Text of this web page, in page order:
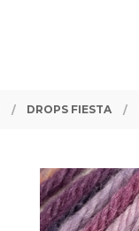
DROPS FIESTA